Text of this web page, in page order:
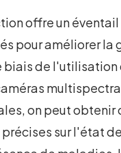
offre un éventail
pour améliorer la
biais de l'utilisation
on peut obtenir
sur l'état